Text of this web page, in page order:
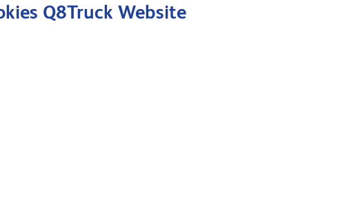
Q8Truck Website